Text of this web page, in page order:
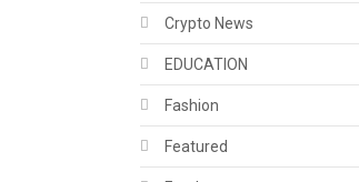
Crypto News
EDUCATION
Fashion
Featured